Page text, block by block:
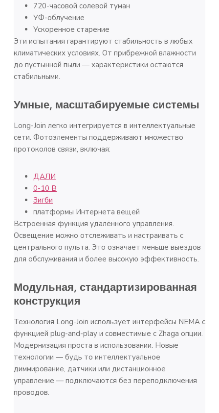
720-часовой солевой туман
УФ-облучение
Ускоренное старение
Эти испытания гарантируют стабильность в любых
климатических условиях. От прибрежной влажности
до пустынной пыли — характеристики остаются
стабильными.
Умные, масштабируемые системы
Long-Join легко интегрируется в интеллектуальные
сети. Фотоэлементы поддерживают множество
протоколов связи, включая:
ДАЛИ
0-10 В
Зигби
платформы Интернета вещей
Встроенная функция удалённого управления.
Освещение можно отслеживать и настраивать с
центрального пульта. Это означает меньше выездов
для обслуживания и более высокую эффективность.
Модульная, стандартизированная
конструкция
Технология Long-Join использует интерфейсы NEMA с
функцией plug-and-play и совместимые с Zhaga опции.
Модернизация проста в использовании. Новые
технологии — будь то интеллектуальное
диммирование, датчики или дистанционное
управление — подключаются без переподключения
проводов.